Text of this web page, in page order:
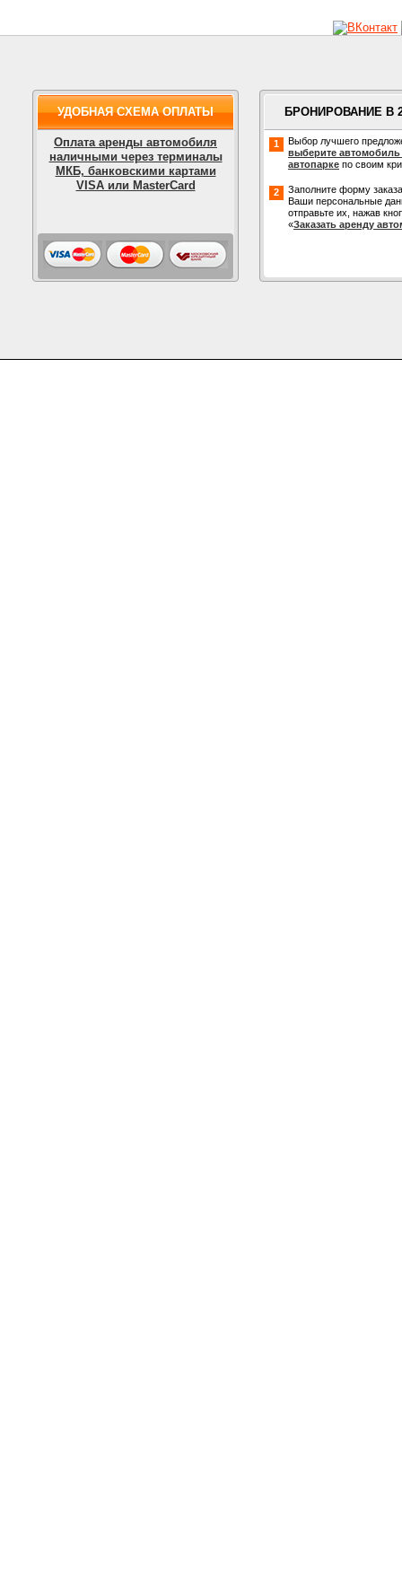
УДОБНАЯ СХЕМА ОПЛАТЫ
Оплата аренды автомобиля
наличными через терминалы
МКБ, банковскими картами
VISA или MasterCard
БРОНИРОВАНИЕ В
1
Выбор лучшего
выберите
автопарке по своим
2
Заполните форму
Ваши персональные
отправьте их, нажав
«Заказать аренду